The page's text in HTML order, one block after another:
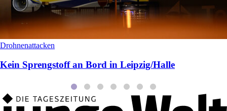
Drohnenattacken
Kein Sprengstoff an Bord in Leipzig/Halle